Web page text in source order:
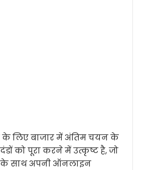
लिए बाजार में अंतिम चयन के
को पूरा करने में उत्कृष्ट है, जो
के साथ अपनी ऑनलाइन